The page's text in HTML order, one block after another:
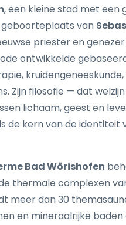
, een kleine stad met een
geboorteplaats van
priester en
ontwikkelde
Zijn filosofie — dat
lichaam, geest en
de kern van de identiteit
Bad Wörishofen
thermale complexen
meer dan 30
en mineraalrijke baden